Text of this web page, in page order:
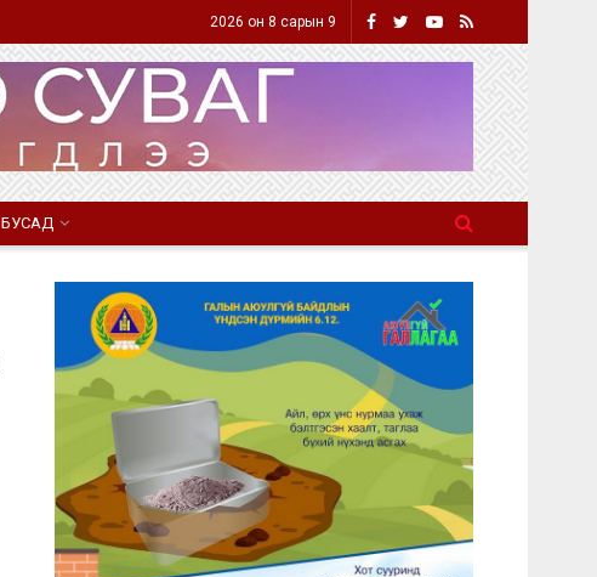
2026 он 8 сарын 9
БУСАД